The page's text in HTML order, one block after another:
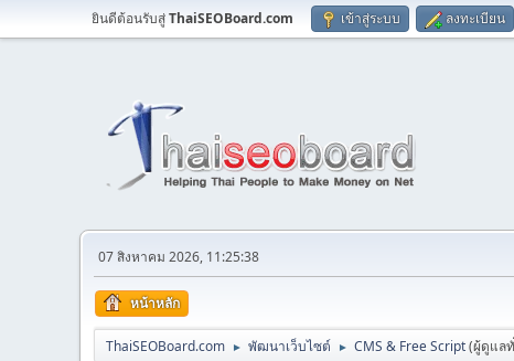
ยินดีต้อนรับสู่ThaiSEOBoard.com เข้าสู่ระบบ ลงทะเบียน
07 สิงหาคม 2026, 11:25:38
หน้าหลัก
ThaiSEOBoard.com ► พัฒนาเว็บไซต์ ► CMS & Free Script(ผู้ดูแล